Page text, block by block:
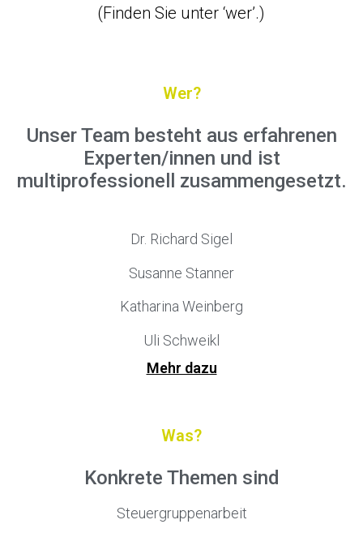
(Finden Sie unter ‘wer’.)
Wer?
Unser Team besteht aus erfahrenen
Experten/innen und ist
multiprofessionell zusammengesetzt.
Dr. Richard Sigel
Susanne Stanner
Katharina Weinberg
Uli Schweikl
Mehr dazu
Was?
Konkrete Themen sind
Steuergruppenarbeit